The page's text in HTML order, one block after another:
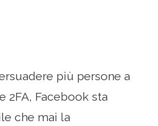
più persone a
2FA, Facebook sta
che mai la